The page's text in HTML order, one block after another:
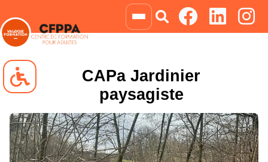
CAPa Jardinier
paysagiste
Navigation clavier Blocs animés